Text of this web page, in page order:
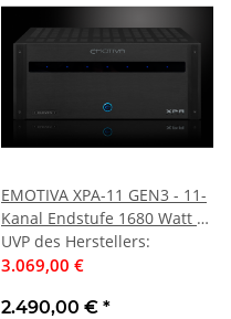
EMOTIVA XPA-11 GEN3 - 11-
Kanal Endstufe 1680 Watt |
Neu
UVP des Herstellers:
3.069,00 €
2.490,00 € *